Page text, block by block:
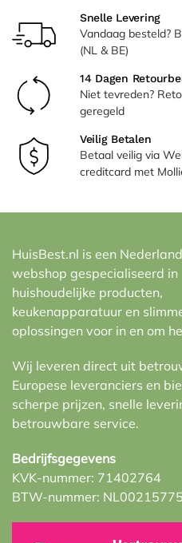
Snelle Levering
Vandaag besteld?
(NL & BE)
14 Dagen
Niet tevreden?
geregeld
Veilig Betalen
Betaal veilig via
creditcard met
HuisBest.nl is een
webshop gespecialiseerd in
huishoudelijke producten,
keukenapparatuur en
oplossingen voor in en om
Wij leveren direct uit
Europese leveranciers en
scherpe prijzen, snelle
betrouwbare service.
Bedrijfsgegevens
KVK-nummer: 71402764
BTW-nummer: